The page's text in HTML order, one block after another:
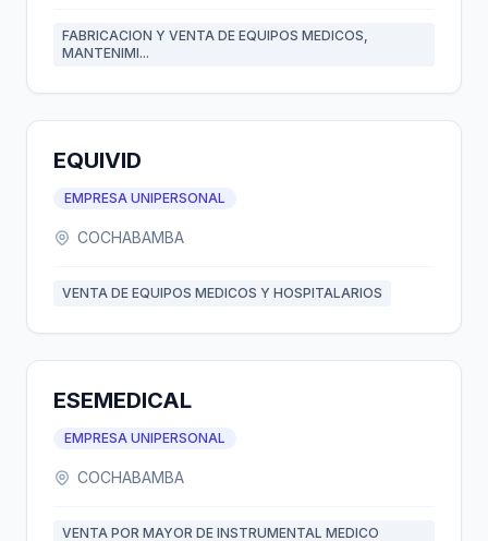
FABRICACION Y VENTA DE EQUIPOS MEDICOS,
MANTENIMI...
EQUIVID
EMPRESA UNIPERSONAL
COCHABAMBA
VENTA DE EQUIPOS MEDICOS Y HOSPITALARIOS
ESEMEDICAL
EMPRESA UNIPERSONAL
COCHABAMBA
VENTA POR MAYOR DE INSTRUMENTAL MEDICO